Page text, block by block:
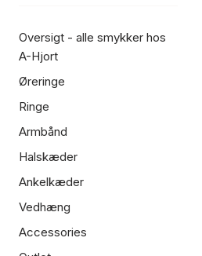
Oversigt - alle smykker hos
A-Hjort
Øreringe
Ringe
Armbånd
Halskæder
Ankelkæder
Vedhæng
Accessories